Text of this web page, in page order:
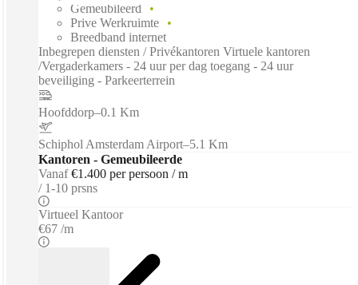
Gemeubileerd
Prive Werkruimte
Breedband internet
Inbegrepen diensten / Privékantoren Virtuele kantoren
/Vergaderkamers - 24 uur per dag toegang - 24 uur
beveiliging - Parkeerterrein
Hoofddorp–0.1 Km
Schiphol Amsterdam Airport–5.1 Km
Kantoren - Gemeubileerde
Vanaf €1.400 per persoon / m
1-10 prsns
Virtueel Kantoor
€67 /m